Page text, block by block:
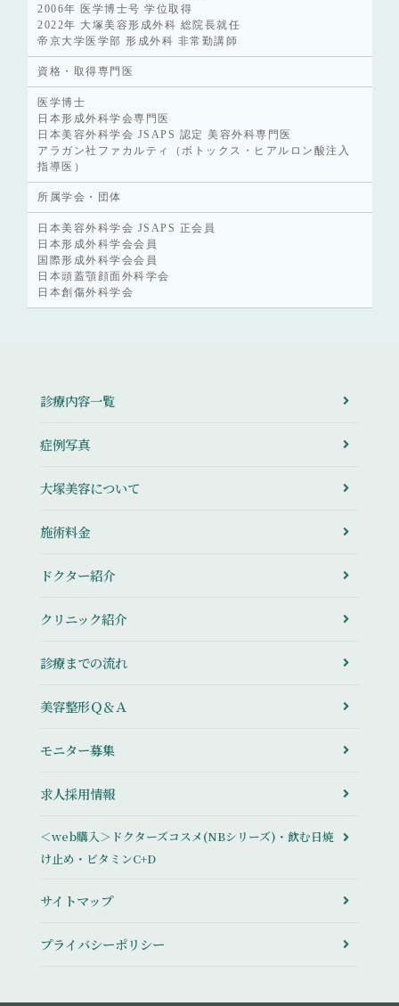
2006年 医学博士号 学位取得
2022年 大塚美容形成外科 総院長就任
帝京大学医学部 形成外科 非常勤講師
資格・取得専門医
医学博士
日本形成外科学会専門医
日本美容外科学会 JSAPS 認定 美容外科専門医
アラガン社ファカルティ（ボトックス・ヒアルロン酸注入
指導医）
所属学会・団体
日本美容外科学会 JSAPS 正会員
日本形成外科学会会員
国際形成外科学会会員
日本頭蓋顎顔面外科学会
日本創傷外科学会
診療内容一覧
症例写真
大塚美容について
施術料金
ドクター紹介
クリニック紹介
診療までの流れ
美容整形Ｑ＆Ａ
モニター募集
求人採用情報
＜web購入＞ドクターズコスメ(NBシリーズ)・飲む日焼
け止め・ビタミンC+D
サイトマップ
プライバシーポリシー